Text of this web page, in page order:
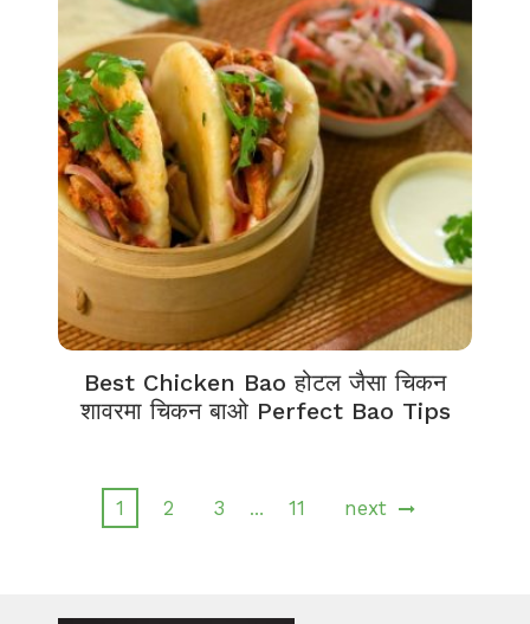
Best Chicken Bao होटल जैसा चिकन
शावरमा चिकन बाओ Perfect Bao Tips
1 2 3 … 11 next